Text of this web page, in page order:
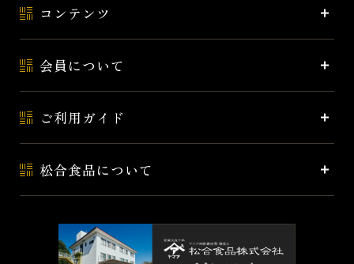
コンテンツ
会員について
ご利用ガイド
松合食品について